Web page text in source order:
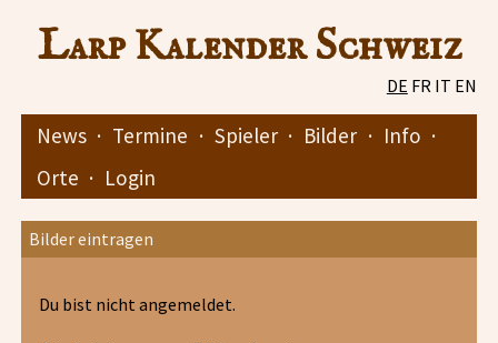
Larp Kalender Schweiz
DE FR IT EN
News · Termine · Spieler · Bilder · Info ·
Orte · Login
Bilder eintragen
Du bist nicht angemeldet.